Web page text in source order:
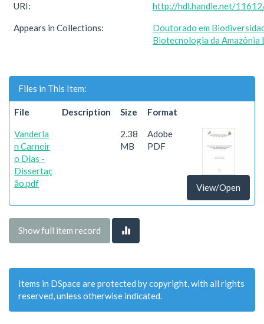
URI: http://hdl.handle.net/
Appears in Collections:
Doutorado em
Biotecnologia da Amazônia
Files in This Item:
File Description Size Format
Vanderla
n Carneir
o Dias -
Dissertaç
ão.pdf
2.38
MB
Adobe
PDF
View/Open
Show full item record
Items in DSpace are protected by copyright, with all rights
reserved, unless otherwise indicated.